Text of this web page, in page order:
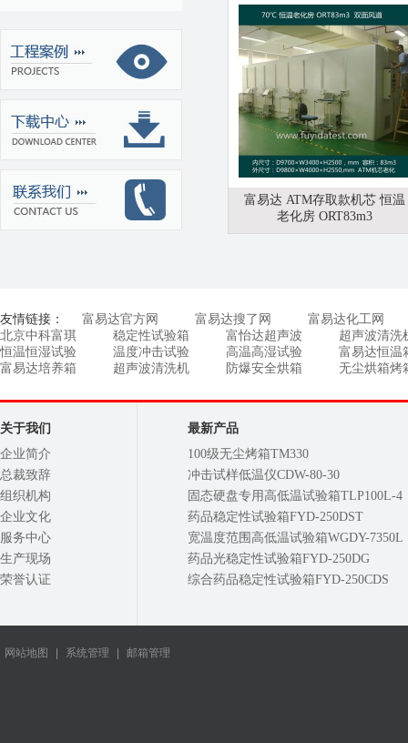
富易达 ATM存取款机芯 恒温
老化房 ORT83m3
友情链接： 富易达官方网 富易达搜了网
富易达化工网
北京中科富琪
稳定性试验箱 富怡达超声波
超声波清洗
恒温恒湿试验
温度冲击试验 高温高湿试验
富易达恒温
富易达培养箱
超声波清洗机 防爆安全烘箱 无尘烘箱烤
关于我们
企业简介
总裁致辞
组织机构
企业文化
服务中心
生产现场
荣誉认证
最新产品
100级无尘烤箱TM330
冲击试样低温仪CDW-80-30
固态硬盘专用高低温试验箱TLP100L-4
药品稳定性试验箱FYD-250DST
宽温度范围高低温试验箱WGDY-7350L
药品光稳定性试验箱FYD-250DG
综合药品稳定性试验箱FYD-250CDS
网站地图 系统管理 邮箱管理